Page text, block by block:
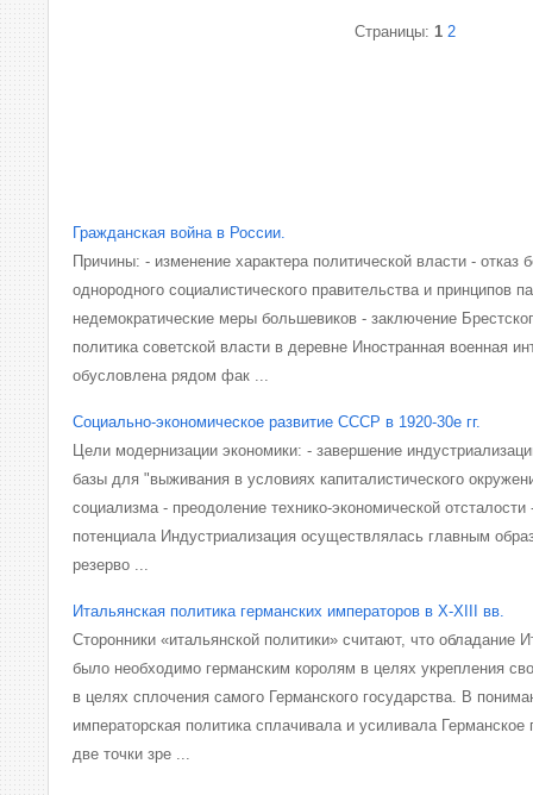
Страницы: 1 2
Гражданская война в России.
Причины: - изменение характера политической власти - отказ
однородного социалистического правительства и принципов
недемократические меры большевиков - заключение
политика советской власти в деревне Иностранная военная
обусловлена рядом фак ...
Социально-экономическое развитие СССР в 1920-30е гг.
Цели модернизации экономики: - завершение
базы для "выживания в условиях капиталистического
социализма - преодоление технико-экономической
потенциала Индустриализация осуществлялась главным
резерво ...
Итальянская политика германских императоров в X-XIII вв.
Сторонники «итальянской политики» считают, что обладание
было необходимо германским королям в целях укрепления
в целях сплочения самого Германского государства. В
императорская политика сплачивала и усиливала Германское
две точки зре ...